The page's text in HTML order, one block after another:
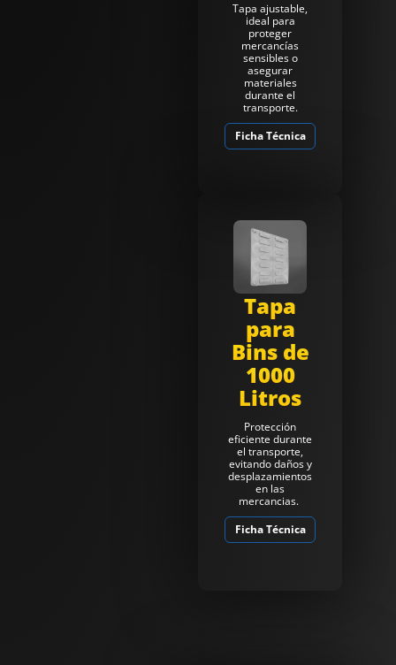
Tapa ajustable,
ideal para
proteger
mercancías
sensibles o
asegurar
materiales
durante el
transporte.
Ficha Técnica
Tapa
para
Bins de
1000
Litros
Protección
eficiente durante
el transporte,
evitando daños y
desplazamientos
en las
mercancias.
Ficha Técnica